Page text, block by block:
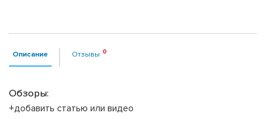
Описание Отзывы
Обзоры:
+добавить статью или видео